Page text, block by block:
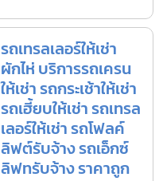
รถเทรลเลอร์ให้เช่า
ผักไห่ บริการรถเครน
ให้เช่า รถกระเช้าให้เช่า
รถเฮี้ยบให้เช่า รถเทรล
เลอร์ให้เช่า รถโฟลค์
ลิฟต์รับจ้าง รถเอ็กซ์
ลิฟทรับจ้าง ราคาถูก